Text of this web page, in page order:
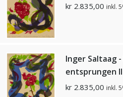
kr 2.835,00 inkl.
Inger Saltaag -
entsprungen Il
kr 2.835,00 inkl.